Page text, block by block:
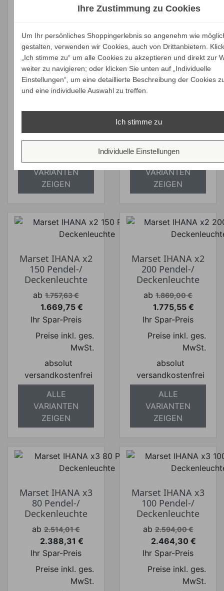
80 Pendel-/
Deckenleuchte
Verkaufspreis
ab 1.623,16 €
Preis
1.542,00 €
Ihr Spar-Preis
MwSt.
versandkostenfrei
ALLE
VARIANTEN
ZEIGEN
100 Pendel-/
Deckenleuchte
Verkaufspreis
ab 1.667,19 €
Preis
1.583,83 €
Ihr Spar-Preis
MwSt.
versandkostenfrei
ALLE
VARIANTEN
ZEIGEN
Marset IHANA x2
150 Pendel-/
Deckenleuchte
Verkaufspreis
ab 1.757,63 €
Preis
1.669,75 €
Ihr Spar-Preis
Preise inkl. ges.
MwSt.
absolut
versandkostenfrei
ALLE
VARIANTEN
ZEIGEN
Marset IHANA x2
200 Pendel-/
Deckenleuchte
Verkaufspreis
ab 1.869,00 €
Preis
1.775,55 €
Ihr Spar-Preis
Preise inkl. ges.
MwSt.
absolut
versandkostenfrei
ALLE
VARIANTEN
ZEIGEN
Marset IHANA x3
80 Pendel-/
Deckenleuchte
Verkaufspreis
ab 2.514,01 €
Preis
2.388,31 €
Ihr Spar-Preis
Preise inkl. ges.
MwSt.
Marset IHANA x3
100 Pendel-/
Deckenleuchte
Verkaufspreis
ab 2.594,00 €
Preis
2.464,30 €
Ihr Spar-Preis
Preise inkl. ges.
MwSt.
Ihre Zustimmung zu Cookies
Um Ihr persönliches Shoppingerlebnis so angenehm wie
gestalten, verwenden wir Cookies, auch von Drittanbietern.
„Ich stimme zu“ um alle Cookies zu akzeptieren und direkt zur
weiter zu navigieren; oder klicken Sie unten auf „Individuelle
Einstellungen“, um eine detaillierte Beschreibung der Cookies
und eine individuelle Auswahl zu treffen.
Ich stimme zu
Individuelle Einstellungen